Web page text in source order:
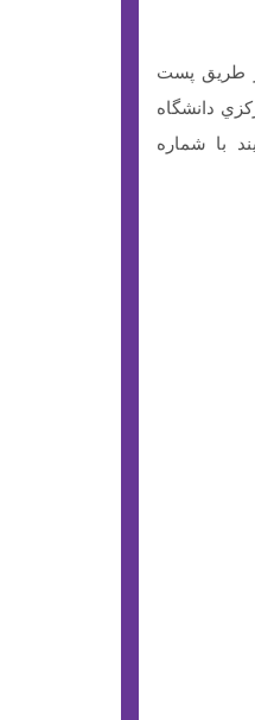
طريق پست
در سازمان مركزي دانشگاه
با شماره